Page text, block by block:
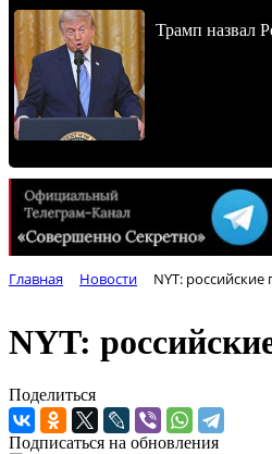
Трамп назвал
Главная Новости NYT:
NYT:
Поделиться
Подписаться на обновления